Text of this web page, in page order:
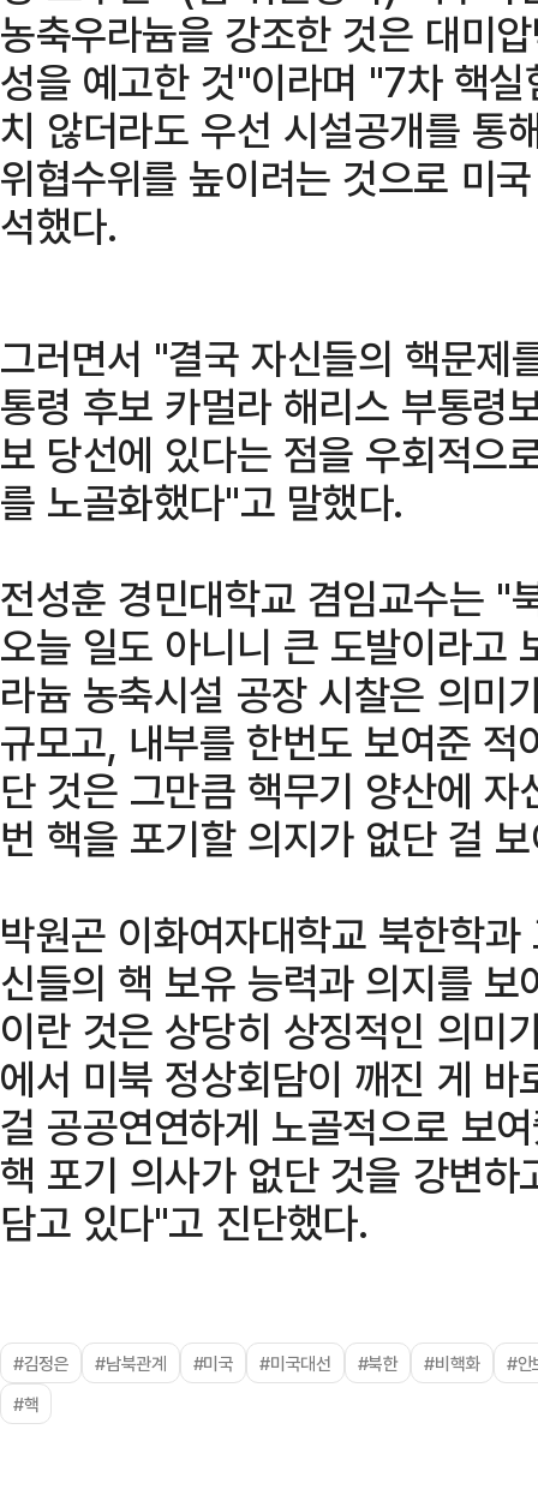
농축우라늄을 강조한 것은 대미
성을 예고한 것"이라며 "7차 핵
치 않더라도 우선 시설공개를 통
위협수위를 높이려는 것으로 미
석했다.
그러면서 "결국 자신들의 핵문제
통령 후보 카멀라 해리스 부통령
보 당선에 있다는 점을 우회적으
를 노골화했다"고 말했다.
전성훈 경민대학교 겸임교수는 "
오늘 일도 아니니 큰 도발이라고
라늄 농축시설 공장 시찰은 의미
규모고, 내부를 한번도 보여준
단 것은 그만큼 핵무기 양산에
번 핵을 포기할 의지가 없단 걸
박원곤 이화여자대학교 북한학
신들의 핵 보유 능력과 의지를
이란 것은 상당히 상징적인 의
에서 미북 정상회담이 깨진 게
걸 공공연연하게 노골적으로 보
핵 포기 의사가 없단 것을 강변
담고 있다"고 진단했다.
#김정은 #남북관계 #미국 #미국대선 #북한 #비핵화
#안
#핵